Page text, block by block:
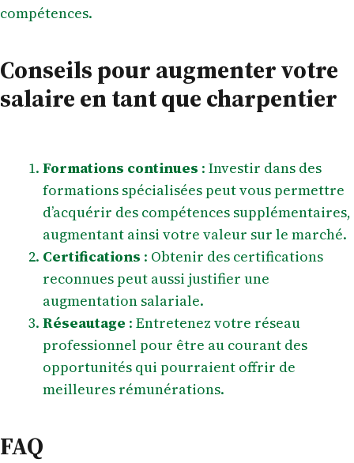
compétences.
Conseils pour augmenter votre
salaire en tant que charpentier
Formations continues : Investir dans des
formations spécialisées peut vous permettre
d’acquérir des compétences supplémentaires,
augmentant ainsi votre valeur sur le marché.
Certifications : Obtenir des certifications
reconnues peut aussi justifier une
augmentation salariale.
Réseautage : Entretenez votre réseau
professionnelpour être au courant des
opportunités qui pourraient offrir de
meilleures rémunérations.
FAQ